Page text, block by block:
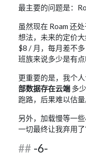
最主要的问题是：
虽然现在 Roam 还
想法，未来的定价
$8 / 月，每月差不
班族来说多少是有点
更重要的是，我个
部数据存在云端 多
跑路，后果难以估量
另外，加载慢等一
一切最终让我弃用了
-6-